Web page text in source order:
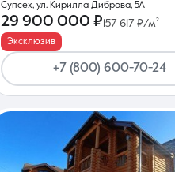
Супсех, ул. Кирилла Диброва, 5А
29 900 000 ₽ 157 617 ₽/м²
Эксклюзив
+7 (800) 600-70-24